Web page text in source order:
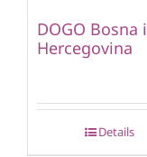
DOGO Bosna i
Hercegovina
Details